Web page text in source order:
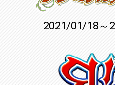
2021/01/18～